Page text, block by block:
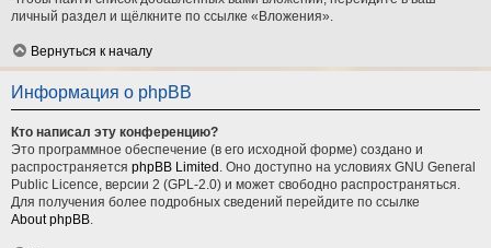
личный раздел и щёлкните по ссылке «Вложения».
Вернуться к началу
Информация о phpBB
Кто написал эту конференцию?
Это программное обеспечение (в его исходной форме) создано и
распространяется phpBB Limited . Оно доступно на условиях GNU General
Public Licence, версии 2 (GPL-2.0) и может свободно распространяться.
Для получения более подробных сведений перейдите по ссылке
About phpBB.